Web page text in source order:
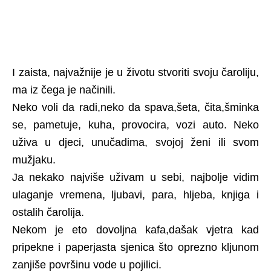
I zaista, najvažnije je u životu stvoriti svoju čaroliju,
ma iz čega je načinili.
Neko voli da radi,neko da spava,šeta, čita,šminka
se, pametuje, kuha, provocira, vozi auto. Neko
uživa u djeci, unučadima, svojoj ženi ili svom
mužjaku.
Ja nekako najviše uživam u sebi, najbolje vidim
ulaganje vremena, ljubavi, para, hljeba, knjiga i
ostalih čarolija.
Nekom je eto dovoljna kafa,dašak vjetra kad
pripekne i paperjasta sjenica što oprezno kljunom
zanjiše površinu vode u pojilici.